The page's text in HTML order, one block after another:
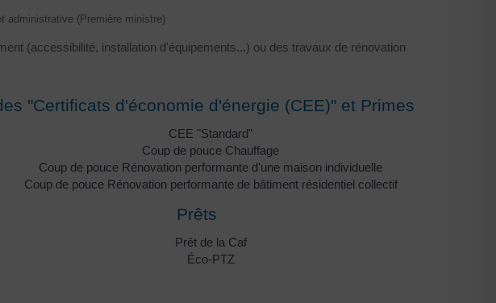
administrative (Première ministre)
(accessibilité, installation d'équipements...) ou des travaux de rénovation
"Certificats d'économie d'énergie (CEE)" et Primes
CEE "Standard"
Coup de pouce Chauffage
Coup de pouce Rénovation performante d'une maison individuelle
Coup de pouce Rénovation performante de bâtiment résidentiel collectif
Prêts
Prêt de la Caf
Éco-PTZ